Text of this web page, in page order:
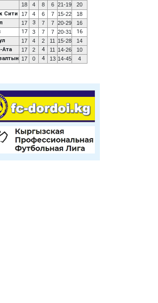
18 4 8 6 21-19
20
Сити 17 4 6 7 15-22
18
17 3 7 7 20-29
16
17 3 7 7 20-31 16
17 4 2 11 15-28
14
17 2 4 11 14-26
10
17 0 4 13 14-45 4